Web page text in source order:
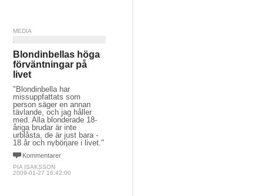
MEDIA
Blondinbellas höga
förväntningar på
livet
"Blondinbella har
missuppfattats som
person säger en annan
tävlande, och jag håller
med. Alla blonderade 18-
åriga brudar är inte
urblåsta, de är just bara -
18 år och nybörjare i livet."
Kommentarer
PIA ISAKSSON
2009-01-27 16:42:00